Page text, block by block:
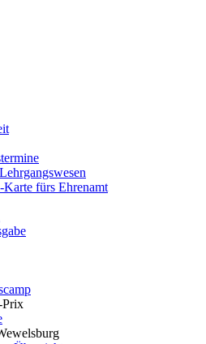
fürs Ehrenamt
Prix